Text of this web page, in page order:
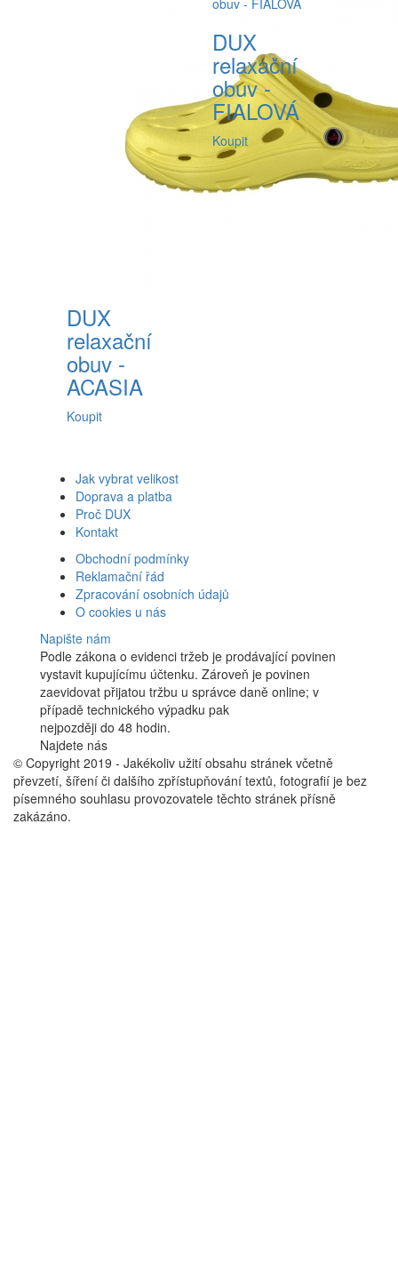
DUX
relaxační
obuv -
ACASIA
Koupit
DUX
relaxační
obuv -
FIALOVÁ
Koupit
Jak vybrat velikost
Doprava a platba
Proč DUX
Kontakt
Obchodní podmínky
Reklamační řád
Zpracování osobních údajů
O cookies u nás
Napište nám
Podle zákona o evidenci tržeb je prodávající povinen
vystavit kupujícímu účtenku. Zároveň je povinen
zaevidovat přijatou tržbu u správce daně online; v
případě technického výpadku pak
nejpozději do 48 hodin.
Najdete nás
© Copyright 2019 - Jakékoliv užití obsahu stránek včetně
převzetí, šíření či dalšího zpřístupňování textů, fotografií je bez
písemného souhlasu provozovatele těchto stránek přísně
zakázáno.